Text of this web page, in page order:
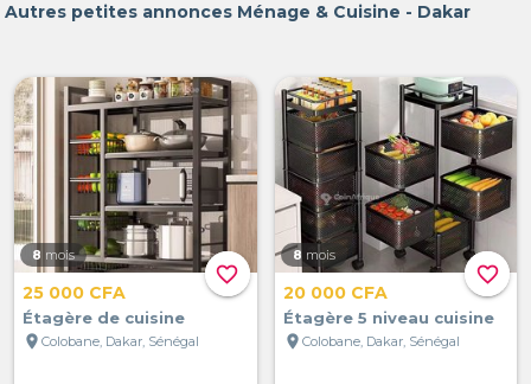
Autres petites annonces Ménage & Cuisine - Dakar
favorite_border
8 mois
25 000 CFA
Étagère de cuisine
location_on Colobane, Dakar, Sénégal
favorite_border
8 mois
20 000 CFA
Étagère 5 niveau cuisine
location_on Colobane, Dakar, Sénégal